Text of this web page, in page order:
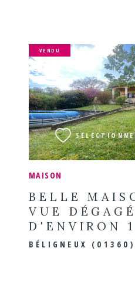
MAISON
BELLE
VUE
D'ENVIRON
BÉLIGNEUX (01360)
VENDU
VOIR